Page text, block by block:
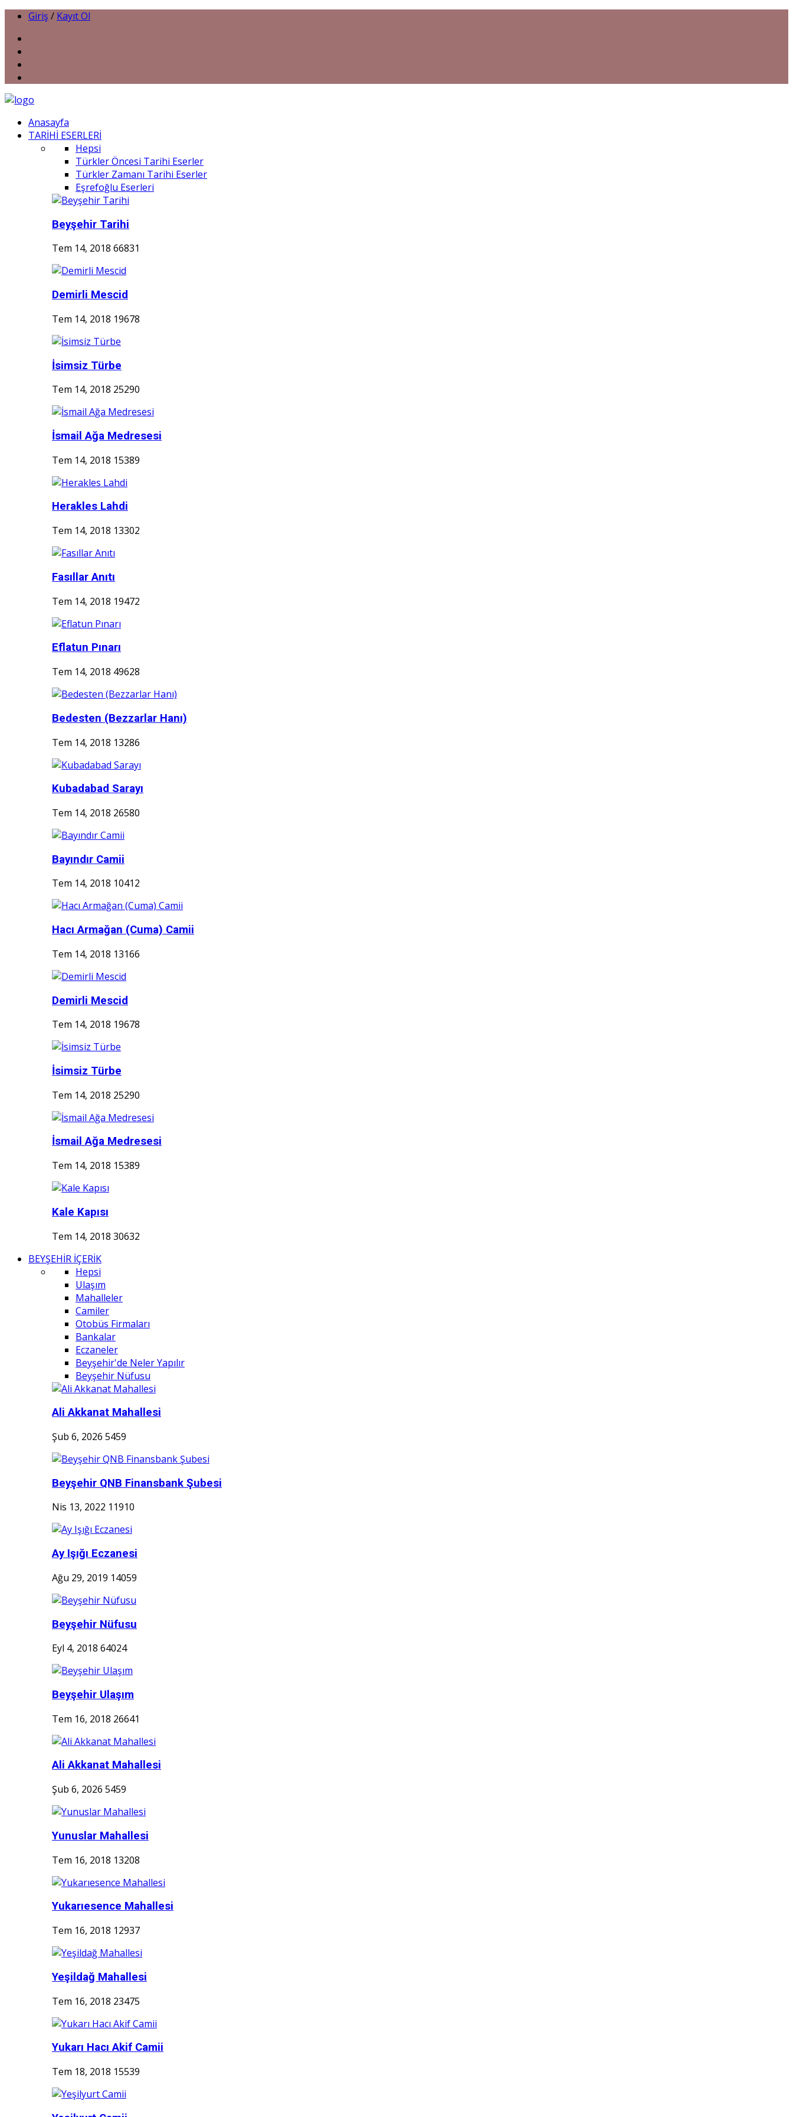
Giriş / Kayıt Ol
Anasayfa
TARİHİ ESERLERİ
Hepsi
Türkler Öncesi Tarihi Eserler
Türkler Zamanı Tarihi Eserler
Eşrefoğlu Eserleri
Beyşehir Tarihi
Tem 14, 2018 66831
Demirli Mescid
Tem 14, 2018 19678
İsimsiz Türbe
Tem 14, 2018 25290
İsmail Ağa Medresesi
Tem 14, 2018 15389
Herakles Lahdi
Tem 14, 2018 13302
Fasıllar Anıtı
Tem 14, 2018 19472
Eflatun Pınarı
Tem 14, 2018 49628
Bedesten (Bezzarlar Hanı)
Tem 14, 2018 13286
Kubadabad Sarayı
Tem 14, 2018 26580
Bayındır Camii
Tem 14, 2018 10412
Hacı Armağan (Cuma) Camii
Tem 14, 2018 13166
Demirli Mescid
Tem 14, 2018 19678
İsimsiz Türbe
Tem 14, 2018 25290
İsmail Ağa Medresesi
Tem 14, 2018 15389
Kale Kapısı
Tem 14, 2018 30632
BEYŞEHİR İÇERİK
Hepsi
Ulaşım
Mahalleler
Camiler
Otobüs Firmaları
Bankalar
Eczaneler
Beyşehir'de Neler Yapılır
Beyşehir Nüfusu
Ali Akkanat Mahallesi
Şub 6, 2026 5459
Beyşehir QNB Finansbank Şubesi
Nis 13, 2022 11910
Ay Işığı Eczanesi
Ağu 29, 2019 14059
Beyşehir Nüfusu
Eyl 4, 2018 64024
Beyşehir Ulaşım
Tem 16, 2018 26641
Ali Akkanat Mahallesi
Şub 6, 2026 5459
Yunuslar Mahallesi
Tem 16, 2018 13208
Yukarıesence Mahallesi
Tem 16, 2018 12937
Yeşildağ Mahallesi
Tem 16, 2018 23475
Yukarı Hacı Akif Camii
Tem 18, 2018 15539